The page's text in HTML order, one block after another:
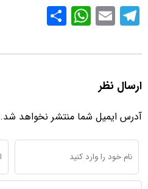
T
el
e
gr
a
m
E
m
ail
W
h
at
p
p
ar
ارسال نظر
آدرس ایمیل شما منتشر نخواهد شد.